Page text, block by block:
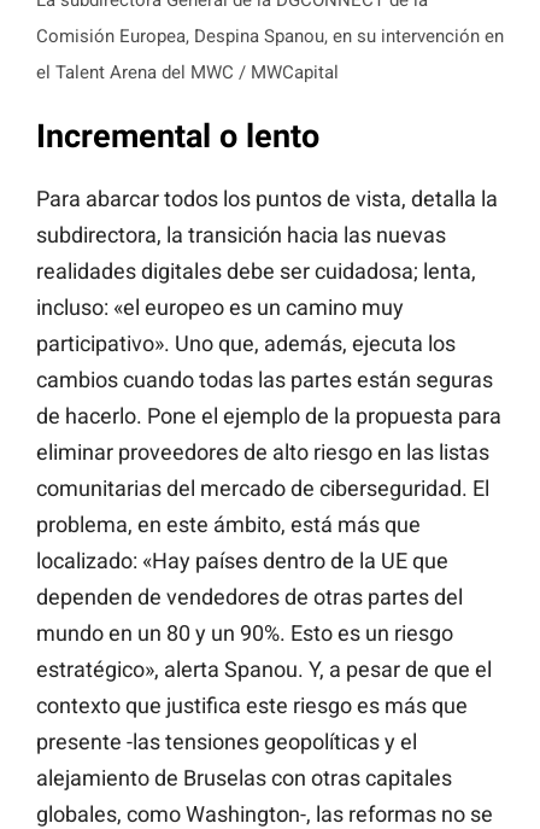
Comisión Europea, Despina Spanou, en su intervención en
el Talent Arena del MWC / MWCapital
Incremental o lento
Para abarcar todos los puntos de vista, detalla la
subdirectora, la transición hacia las nuevas
realidades digitales debe ser cuidadosa; lenta,
incluso: «el europeo es un camino muy
participativo». Uno que, además, ejecuta los
cambios cuando todas las partes están seguras
de hacerlo. Pone el ejemplo de la propuesta para
eliminar proveedores de alto riesgo en las listas
comunitarias del mercado de ciberseguridad. El
problema, en este ámbito, está más que
localizado: «Hay países dentro de la UE que
dependen de vendedores de otras partes del
mundo en un 80 y un 90%. Esto es un riesgo
estratégico», alerta Spanou. Y, a pesar de que el
contexto que justifica este riesgo es más que
presente -las tensiones geopolíticas y el
alejamiento de Bruselas con otras capitales
globales, como Washington-, las reformas no se